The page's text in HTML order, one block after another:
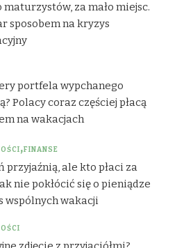
maturzystów, za mało miejsc.
sposobem na kryzys
portfela wypchanego
Polacy coraz częściej płacą
na wakacjach
FINANSE
przyjaźnią, ale kto płaci za
nie pokłócić się o pieniądze
wspólnych wakacji